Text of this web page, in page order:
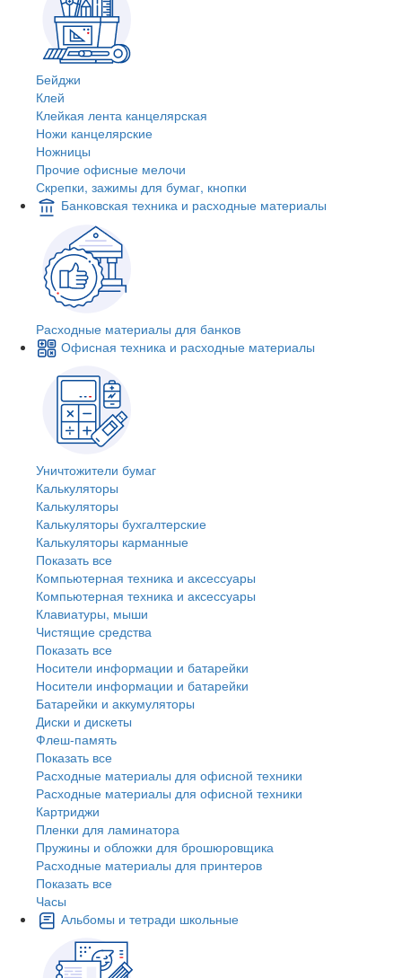
Бейджи
Клей
Клейкая лента канцелярская
Ножи канцелярские
Ножницы
Прочие офисные мелочи
Скрепки, зажимы для бумаг, кнопки
Банковская техника и расходные материалы
Расходные материалы для банков
Офисная техника и расходные материалы
Уничтожители бумаг
Калькуляторы
Калькуляторы
Калькуляторы бухгалтерские
Калькуляторы карманные
Показать все
Компьютерная техника и аксессуары
Компьютерная техника и аксессуары
Клавиатуры, мыши
Чистящие средства
Показать все
Носители информации и батарейки
Носители информации и батарейки
Батарейки и аккумуляторы
Диски и дискеты
Флеш-память
Показать все
Расходные материалы для офисной техники
Расходные материалы для офисной техники
Картриджи
Пленки для ламинатора
Пружины и обложки для брошюровщика
Расходные материалы для принтеров
Показать все
Часы
Альбомы и тетради школьные